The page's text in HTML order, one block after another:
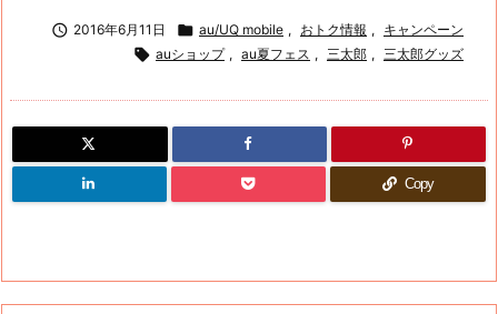
 2016年6月11日  au/UQ mobile , おトク情報 , キャンペーン
 auショップ , au夏フェス , 三太郎 , 三太郎グッズ
Copy